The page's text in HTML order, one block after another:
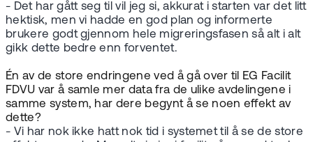
- Det har gått seg til vil jeg si, akkurat i starten var det litt
hektisk, men vi hadde en god plan og informerte
brukere godt gjennom hele migreringsfasen så alt i alt
gikk dette bedre enn forventet.
Én av de store endringene ved å gå over til EG Facilit
FDVU var å samle mer data fra de ulike avdelingene i
samme system, har dere begynt å se noen effekt av
dette?
- Vi har nok ikke hatt nok tid i systemet til å se de store